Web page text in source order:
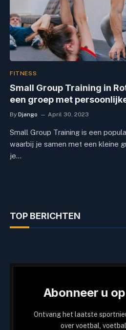
FITNESS
Small Group Training in
een groep met
By Django April 30, 2023
Small Group Training is een
waarbij je samen met een kleine
je…
TOP BERICHTEN
Abonneer u
Ontvang het laatste
over voetbal,